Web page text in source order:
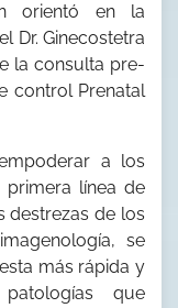
orientó en la
Dr. Ginecostetra
la consulta pre-
control Prenatal
a los
línea de
destrezas de los
se
más rápida y
que